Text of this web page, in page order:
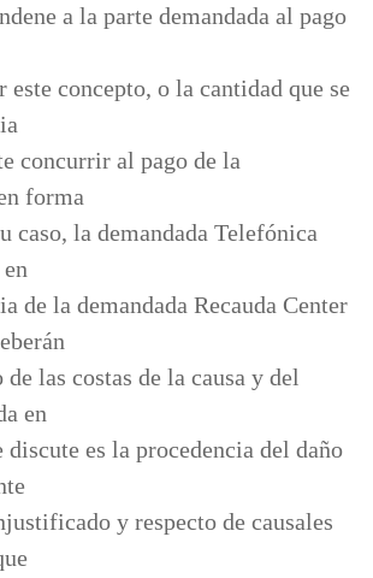
a la parte demandada al pago
este concepto, o la cantidad que se
concurrir al pago de la
forma
caso, la demandada Telefónica
de la demandada Recauda Center
las costas de la causa y del
en
discute es la procedencia del daño
y respecto de causales